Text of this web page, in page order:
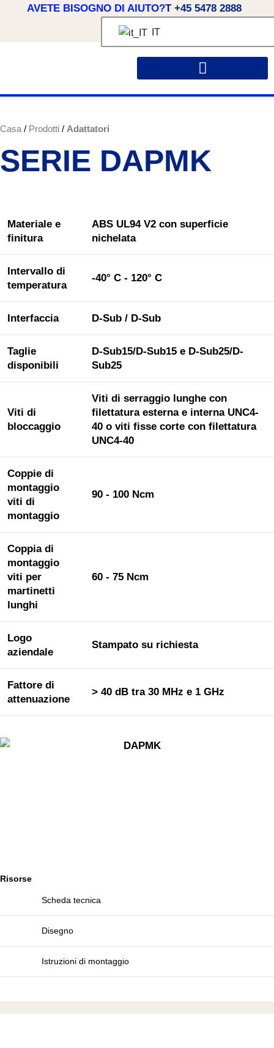
AVETE BISOGNO DI AIUTO?T +45 5478 2888
IT
Casa Prodotti Adattatori
SERIE DAPMK
Materiale e
finitura
ABS UL94 V2 con superficie
nichelata
Intervallo di
temperatura
-40° C - 120° C
Interfaccia D-Sub / D-Sub
Taglie
disponibili
D-Sub15/D-Sub15 e D-Sub25/D-
Sub25
Viti di
bloccaggio
Viti di serraggio lunghe con
filettatura esterna e interna UNC4-
40 o viti fisse corte con filettatura
UNC4-40
Coppie di
montaggio
viti di
montaggio
90 - 100 Ncm
Coppia di
montaggio
viti per
martinetti
lunghi
60 - 75 Ncm
Logo
aziendale
Stampato su richiesta
Fattore di
attenuazione
> 40 dB tra 30 MHz e 1 GHz
Risorse
Scheda tecnica
Disegno
Istruzioni di montaggio